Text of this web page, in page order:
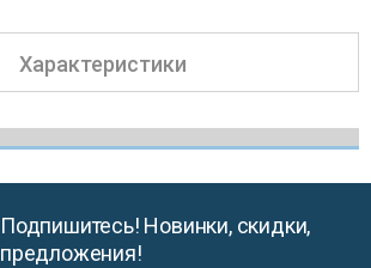
Характеристики
Подпишитесь! Новинки, скидки,
предложения!